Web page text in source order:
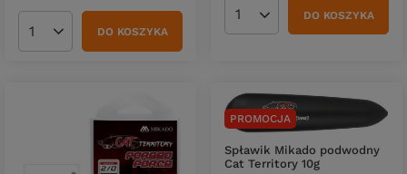
Ilość produktówDO KOSZYKA
Ilość produktówDO KOSZYKA
PROMOCJA
Spławik Mikado podwodny
Cat Territory 10g